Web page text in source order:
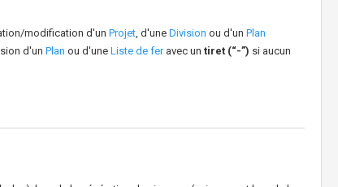
modification d'un Projet , d'une Division ou d'un Plan
d'un Plan ou d'une Liste de feravec un tiret (“-”) si aucun